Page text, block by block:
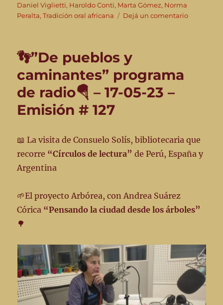
Daniel Viglietti, Haroldo Conti, Marta Gómez, Norma
Peralta,Tradición oral africana Dejá un comentarioen
🪂
👣”De pueblos y
caminantes” programa
de radio🪂 – 17-05-23 –
Emisión # 127
📖 La visita de Consuelo Solís, bibliotecaria que
recorre “Círculos de lectura” de Perú, España y
Argentina
🌱El proyecto Arbórea, con Andrea Suárez
Córica “Pensando la ciudad desde los árboles”
🌳